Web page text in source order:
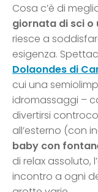
Cosa c’è di
giornata di sci
riesce a
esigenza.
Dolaondes di
cui una
idromassaggi –
divertirsi
all’esterno (con
baby con
di relax assoluto,
incontro a ogni